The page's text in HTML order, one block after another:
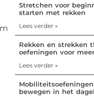
Stretchen voor
starten met rekken
Lees verder »
Rekken en strekken
oefeningen voor
Lees verder »
bewegen in het